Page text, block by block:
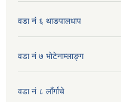
वडा नं ६ थाङपालधाप
वडा नं ७ भाेटेनाम्लाङ्ग
वडा नं ८ लाँर्गाचे